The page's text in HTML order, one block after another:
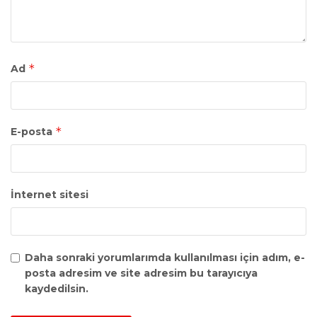
Ad *
E-posta *
İnternet sitesi
Daha sonraki yorumlarımda kullanılması için adım, e-
posta adresim ve site adresim bu tarayıcıya
kaydedilsin.